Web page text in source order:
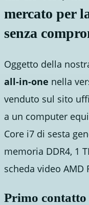
mercato per
senza
Oggetto della
all-in-one nella
venduto sul sito
a un computer
Core i7 di sesta
memoria DDR4, 1
scheda video AMD
Primo contatto